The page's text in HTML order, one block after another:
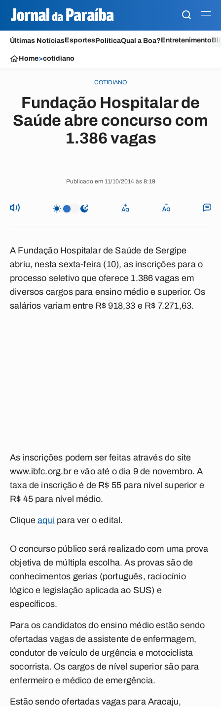
Últimas NotíciasEsportesPolíticaQual a Boa?Entretenimento
Home>cotidiano
COTIDIANO
Fundação Hospitalar de
Saúde abre concurso com
1.386 vagas
Publicado em 11/10/2014 às 8:19
A Fundação Hospitalar de Saúde de Sergipe
abriu, nesta sexta-feira (10), as inscrições para o
processo seletivo que oferece 1.386 vagas em
diversos cargos para ensino médio e superior. Os
salários variam entre R$ 918,33 e R$ 7.271,63.
As inscrições podem ser feitas através do site
www.ibfc.org.br e vão até o dia 9 de novembro. A
taxa de inscrição é de R$ 55 para nível superior e
R$ 45 para nível médio.
Cliqueaqui para ver o edital.
O concurso público será realizado com uma prova
objetiva de múltipla escolha. As provas são de
conhecimentos gerias (português, raciocínio
lógico e legislação aplicada ao SUS) e
específicos.
Para os candidatos do ensino médio estão sendo
ofertadas vagas de assistente de enfermagem,
condutor de veículo de urgência e motociclista
socorrista. Os cargos de nível superior são para
enfermeiro e médico de emergência.
Estão sendo ofertadas vagas para Aracaju,